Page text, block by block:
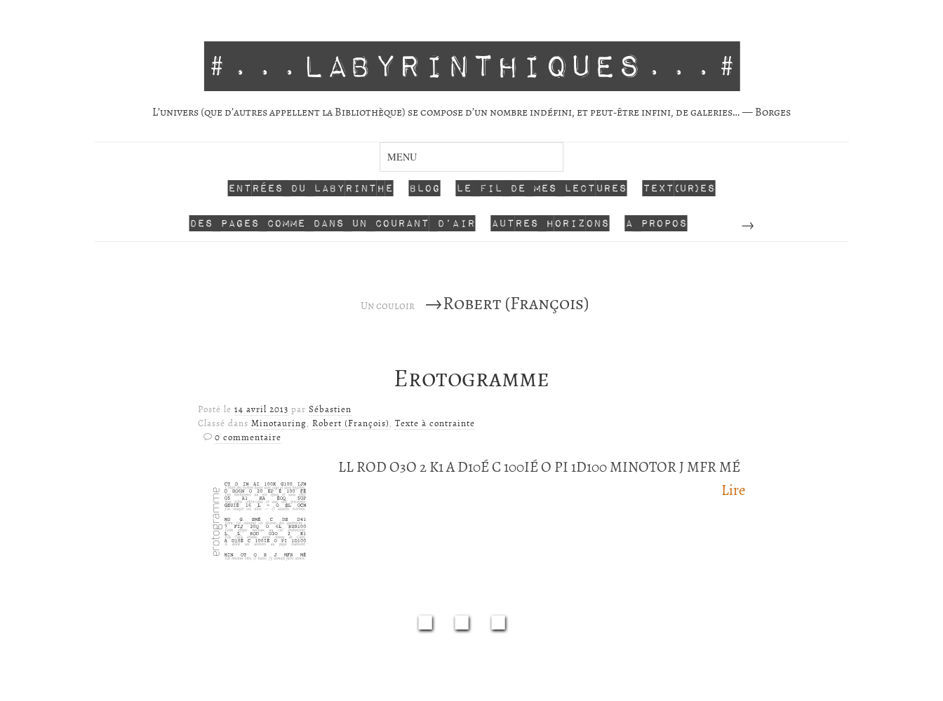
#...labyrinthiques...#
L’univers (que d’autres appellent la Biblio­thèque) se com­pose d’un nombre indé­fini, et peut-être infini, de gale­ries… — Borges
Entrées du labyrinthe Blog Le fil de mes lectures Text(ur)es
Des pages comme dans un courant d’air Autres horizons A propos
Un couloir →Robert (François)
Erotogramme
Posté le 14 avril 2013 par Sébastien
Classé dans Minotauring, Robert (François), Texte à contrainte
0 commentaire
LL ROD O3O 2 K1 A D10É C 100IÉ O PI 1D100 MINOTOR J MFR MÉ
Lire
■■■